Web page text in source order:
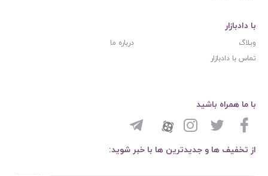
با دادبازار
وبلاگ
درباره ما
تماس با دادبازار
از تخفیف ها و جدیدترین ها با خبر شوید:
با ما همراه باشید